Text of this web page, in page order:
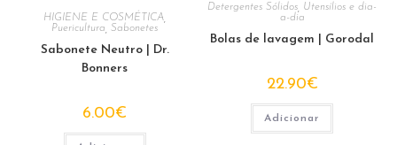
HIGIENE E COSMÉTICA
Puericultura ,Sabonetes
Sabonete Neutro | Dr.
Bonners
6.00€
Detergentes Sólidos Utensílios e dia-
a-dia
Bolas de lavagem | Gorodal
22.90€
Adicionar